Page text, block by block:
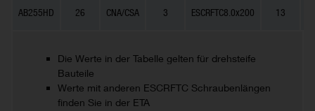
AB255HD 26 CNA/CSA 3 ESCRFTC8.0x200 13
Die Werte in der Tabelle gelten für drehsteife
Bauteile
Werte mit anderen ESCRFTC Schraubenlängen
finden Sie in der ETA